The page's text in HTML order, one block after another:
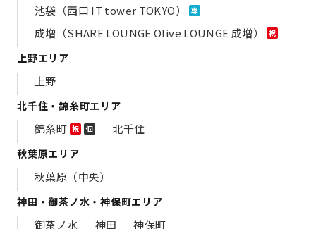
池袋（西口 IT tower TOKYO）
専
成増（SHARE LOUNGE Olive LOUNGE 成増） 祝
上野エリア
上野
北千住・錦糸町エリア
錦糸町 祝 個 北千住
秋葉原エリア
秋葉原（中央）
神田・御茶ノ水・神保町エリア
御茶ノ水 神田 神保町